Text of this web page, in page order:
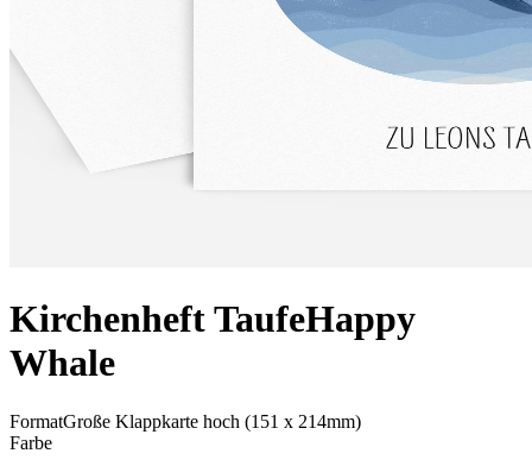
Kirchenheft TaufeHappy
Whale
FormatGroße Klappkarte hoch (151 x 214mm)
Farbe